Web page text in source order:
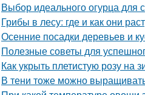
Выбор идеального огурца для
Грибы в лесу: где и как они
Осенние посадки деревьев и
Полезные советы для
Как укрыть плетистую розу на
В тени тоже можно